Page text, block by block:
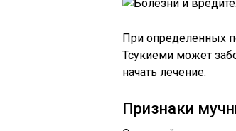
При определенных
Тсукиеми может
начать лечение.
Признаки